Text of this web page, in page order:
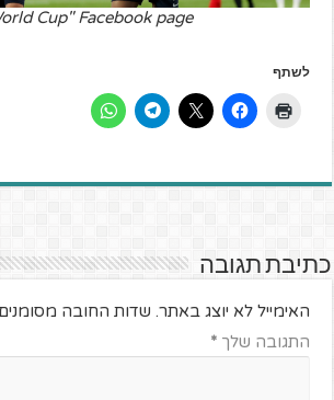
Cup" Facebook page
לשתף
כתיבת תגובה
האימייל לא יוצג באתר. שדות החובה
התגובה שלך*